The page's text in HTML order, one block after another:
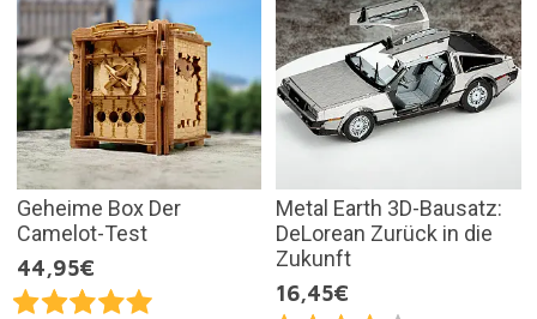
Geheime Box Der
Camelot-Test
44,95€
Metal Earth 3D-Bausatz:
DeLorean Zurück in die
Zukunft
16,45€